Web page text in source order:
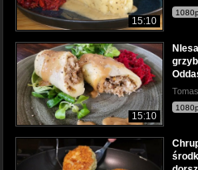
15:10
1080p
15:10
1080p